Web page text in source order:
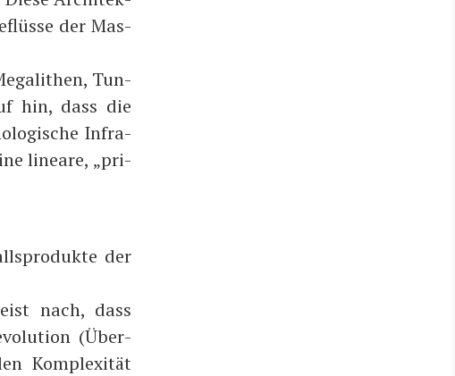
der Mas­
Tun­
hin, dass die
Infra­
linea­re, „pri­
der
nach, dass
(Über­
Kom­ple­xi­tät